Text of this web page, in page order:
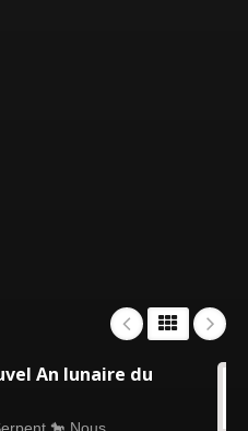
An lunaire du